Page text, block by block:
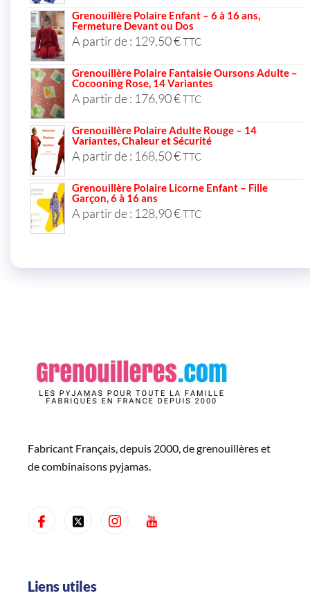
Grenouillère Polaire Enfant – 6 à 16 ans,
Fermeture Devant ou Dos
A partir de : 129,50€TTC
Grenouillère Polaire Fantaisie Oursons Adulte –
Cocooning Rose, 14 Variantes
A partir de : 176,90€TTC
Grenouillère Polaire Adulte Rouge – 14
Variantes, Chaleur et Sécurité
A partir de : 168,50€TTC
Grenouillère Polaire Licorne Enfant – Fille
Garçon, 6 à 16 ans
A partir de : 128,90€TTC
Fabricant Français, depuis 2000, de grenouillères et
de combinaisons pyjamas.
Liens utiles